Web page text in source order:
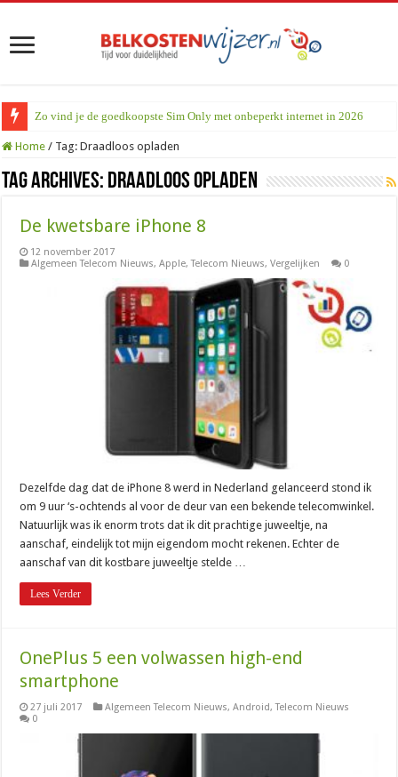
Zo vind je de goedkoopste Sim Only met onbeperkt internet in 2026
Home / Tag:Draadloos opladen
Tag Archives: Draadloos opladen
De kwetsbare iPhone 8
12 november 2017
Algemeen Telecom Nieuws,Apple,Telecom Nieuws,Vergelijken 0
Dezelfde dag dat de iPhone 8 werd in Nederland gelanceerd stond ik
om 9 uur ‘s-ochtends al voor de deur van een bekende telecomwinkel.
Natuurlijk was ik enorm trots dat ik dit prachtige juweeltje, na
aanschaf, eindelijk tot mijn eigendom mocht rekenen. Echter de
aanschaf van dit kostbare juweeltje stelde …
Lees Verder
OnePlus 5 een volwassen high-end
smartphone
27 juli 2017 Algemeen Telecom Nieuws,Android,Telecom Nieuws
0